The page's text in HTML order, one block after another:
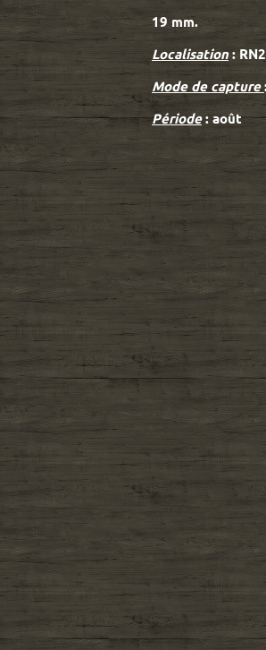
19 mm.
Localisation:
Mode de capture
Période: août